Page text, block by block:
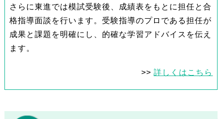
さらに東進では模試受験後、成績表をもとに担任と合
格指導面談を行います。受験指導のプロである担任が
成果と課題を明確にし、的確な学習アドバイスを伝え
ます。
>>詳しくはこちら